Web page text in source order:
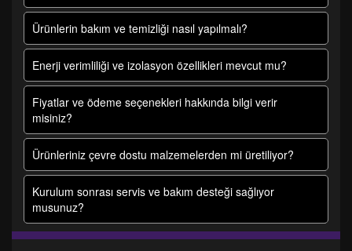
Ürünlerin bakım ve temizliği nasıl yapılmalı?
Enerji verimliliği ve izolasyon özellikleri mevcut mu?
Fiyatlar ve ödeme seçenekleri hakkında bilgi verir
misiniz?
Ürünleriniz çevre dostu malzemelerden mi üretiliyor?
Kurulum sonrası servis ve bakım desteği sağlıyor
musunuz?